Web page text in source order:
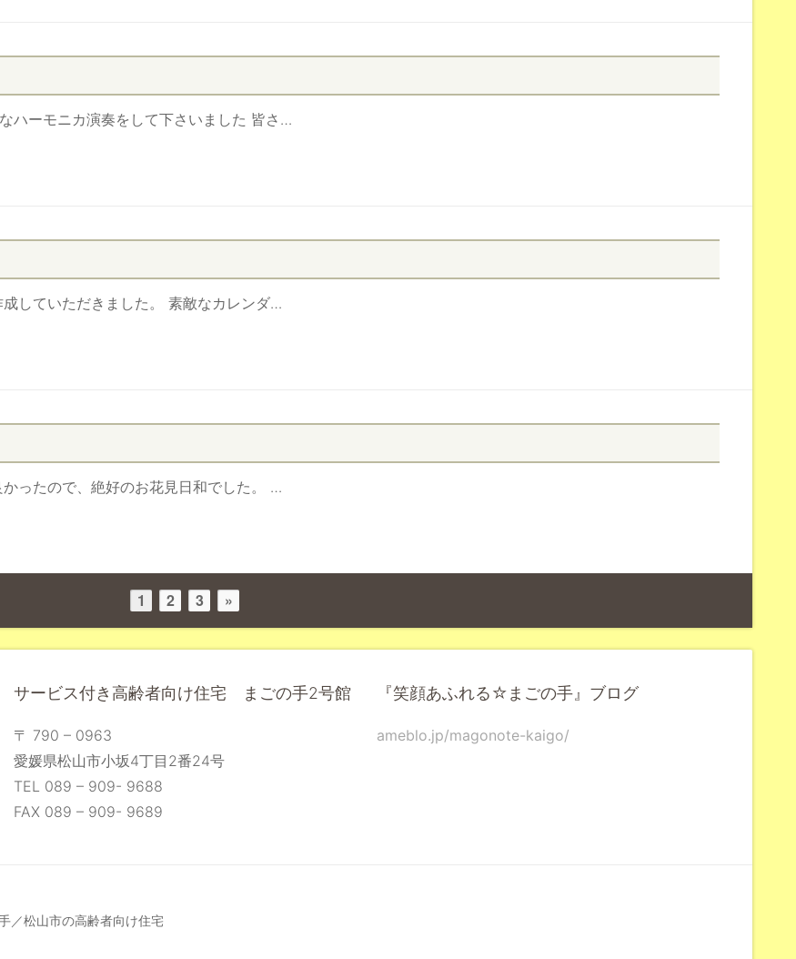
ハーモニカ演奏をして下さいました 皆さ…
していただきました。 素敵なカレンダ…
ったので、絶好のお花見日和でした。 …
1 2 3 »
サービス付き高齢者向け住宅 まごの手2号館
〒 790 – 0963
愛媛県松山市小坂4丁目2番24号
TEL 089 – 909- 9688
FAX 089 – 909- 9689
『笑顔あふれる☆まごの手』ブログ
ameblo.jp/magonote-kaigo/
／松山市の高齢者向け住宅